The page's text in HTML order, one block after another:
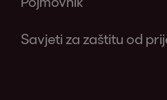
Savjeti za zaštitu od